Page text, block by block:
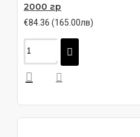
2000 гр
€84.36 (165.00лв)